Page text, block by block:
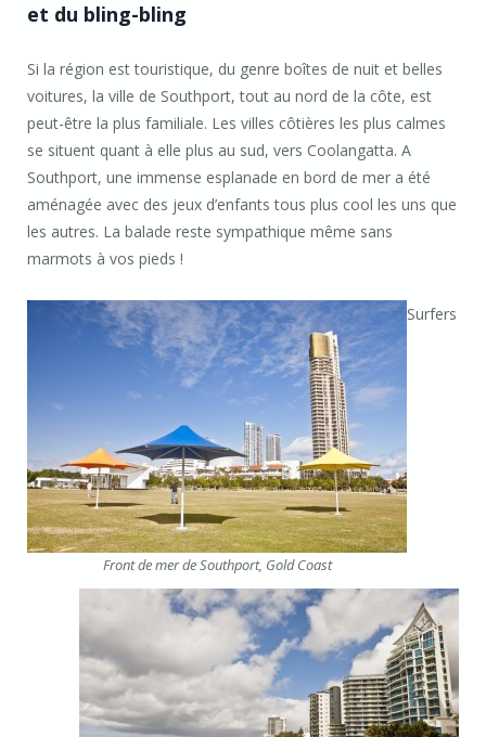
et du bling-bling
Si la région est touristique, du genre boîtes de nuit et belles
voitures, la ville de Southport, tout au nord de la côte, est
peut-être la plus familiale. Les villes côtières les plus calmes
se situent quant à elle plus au sud, vers Coolangatta. A
Southport, une immense esplanade en bord de mer a été
aménagée avec des jeux d’enfants tous plus cool les uns que
les autres. La balade reste sympathique même sans
marmots à vos pieds !
Front de mer de Southport, Gold Coast
Surfers